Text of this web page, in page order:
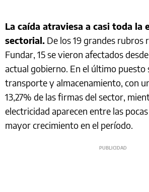
La caída atraviesa a casi toda la
sectorial. De los 19 grandes rubros
Fundar, 15 se vieron afectados
actual gobierno. En el último puesto
transporte y almacenamiento, con
13,27% de las firmas del sector,
electricidad aparecen entre las
mayor crecimiento en el período.